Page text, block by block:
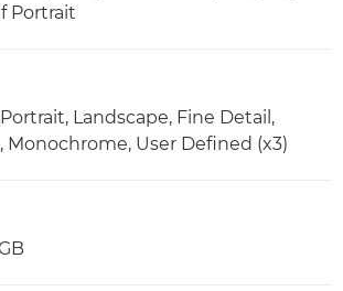
Portrait
Landscape, Fine Detail,
Monochrome, User Defined (x3)